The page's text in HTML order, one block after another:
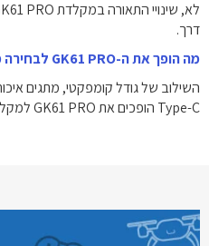
דרך.
מה הופך את ה-GK61 PRO לבחירה מומלצת?
Type-C הופכים את GK61 PRO למקלדת מקצועית ומומלצת.